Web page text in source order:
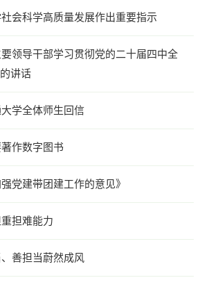
会科学高质量发展作出重要指示
领导干部学习贯彻党的二十届四中全
讲话
学全体师生回信
作数字图书
党建带团建工作的意见》
担难能力
善担当蔚然成风